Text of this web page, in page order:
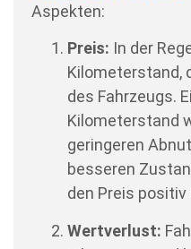
Aspekten:
Preis: In der
Kilometerstand,
des Fahrzeugs.
Kilometerstand
geringeren
besseren
den Preis
Wertverlust: